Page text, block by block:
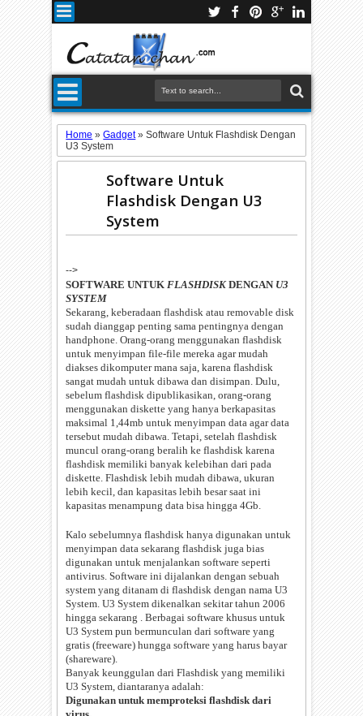
Home »Gadget»Software Untuk Flashdisk Dengan
U3 System
Software Untuk
Flashdisk Dengan U3
System
-->
SOFTWARE UNTUKFLASHDISKDENGAN U3
SYSTEM
Sekarang, keberadaan flashdisk atau removable disk
sudah dianggap penting sama pentingnya dengan
handphone. Orang-orang menggunakan flashdisk
untuk menyimpan file-file mereka agar mudah
diakses dikomputer mana saja, karena flashdisk
sangat mudah untuk dibawa dan disimpan. Dulu,
sebelum flashdisk dipublikasikan, orang-orang
menggunakan diskette yang hanya berkapasitas
maksimal 1,44mb untuk menyimpan data agar data
tersebut mudah dibawa. Tetapi, setelah flashdisk
muncul orang-orang beralih ke flashdisk karena
flashdisk memiliki banyak kelebihan dari pada
diskette. Flashdisk lebih mudah dibawa, ukuran
lebih kecil, dan kapasitas lebih besar saat ini
kapasitas menampung data bisa hingga 4Gb.
Kalo sebelumnya flashdisk hanya digunakan untuk
menyimpan data sekarang flashdisk juga bias
digunakan untuk menjalankan software seperti
antivirus. Software ini dijalankan dengan sebuah
system yang ditanam di flashdisk dengan nama U3
System. U3 System dikenalkan sekitar tahun 2006
hingga sekarang . Berbagai software khusus untuk
U3 System pun bermunculan dari software yang
gratis (freeware) hungga software yang harus bayar
(shareware).
Banyak keunggulan dari Flashdisk yang memiliki
U3 System, diantaranya adalah:
Digunakan untuk memproteksi flashdisk dari